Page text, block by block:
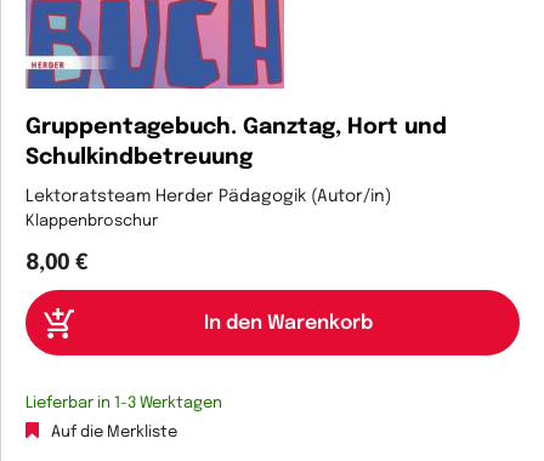
Gruppentagebuch. Ganztag, Hort und
Schulkindbetreuung
Lektoratsteam Herder Pädagogik (Autor/in)
Klappenbroschur
8,00 €
Lieferbar in 1-3 Werktagen
Auf die Merkliste